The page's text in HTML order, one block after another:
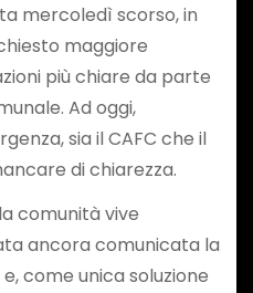
mercoledì scorso, in
maggiore
più chiare da parte
Ad oggi,
sia il CAFC che il
di chiarezza.
comunità vive
ancora comunicata la
come unica soluzione